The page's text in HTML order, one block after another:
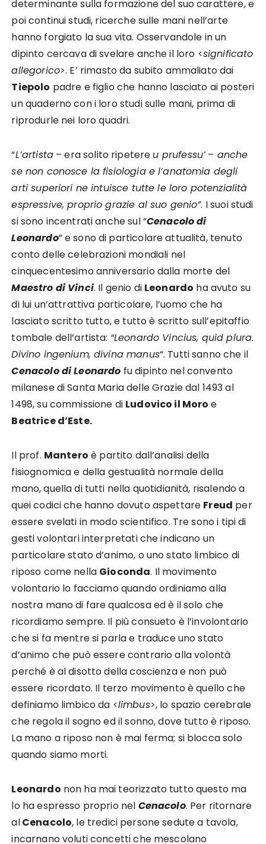
determinante sulla formazione del suo carattere, e
poi continui studi, ricerche sulle mani nell’arte
hanno forgiato la sua vita. Osservandole in un
dipinto cercava di svelare anche il loro <significato
allegorico>. E’ rimasto da subito ammaliato dai
Tiepolo padre e figlio che hanno lasciato ai posteri
un quaderno con i loro studi sulle mani, prima di
riprodurle nei loro quadri.
“L’artista – era solito ripetere u prufessu’– anche
se non conosce la fisiologia e l’anatomia degli
arti superiori ne intuisce tutte le loro potenzialità
espressive, proprio grazie al suo genio”. I suoi studi
si sono incentrati anche sul “Cenacolo di
Leonardo” e sono di particolare attualità, tenuto
conto delle celebrazioni mondiali nel
cinquecentesimo anniversario dalla morte del
Maestro di Vinci. Il genio di Leonardo ha avuto su
di lui un’attrattiva particolare, l’uomo che ha
lasciato scritto tutto, e tutto è scritto sull’epitaffio
tombale dell’artista: “Leonardo Vincius, quid plura.
Divino ingenium, divina manus“. Tutti sanno che il
Cenacolo di Leonardo fu dipinto nel convento
milanese di Santa Maria delle Grazie dal 1493 al
1498, su commissione di Ludovico il Moro e
Beatrice d’Este.
Il prof. Mantero è partito dall’analisi della
fisiognomica e della gestualità normale della
mano, quella di tutti nella quotidianità, risalendo a
quei codici che hanno dovuto aspettare Freud per
essere svelati in modo scientifico. Tre sono i tipi di
gesti volontari interpretati che indicano un
particolare stato d’animo, o uno stato limbico di
riposo come nella Gioconda. Il movimento
volontario lo facciamo quando ordiniamo alla
nostra mano di fare qualcosa ed è il solo che
ricordiamo sempre. Il più consueto è l’involontario
che si fa mentre si parla e traduce uno stato
d’animo che può essere contrario alla volontà
perché è al disotto della coscienza e non può
essere ricordato. Il terzo movimento è quello che
definiamo limbico da <limbus>, lo spazio cerebrale
che regola il sogno ed il sonno, dove tutto è riposo.
La mano a riposo non è mai ferma; si blocca solo
quando siamo morti.
Leonardo non ha mai teorizzato tutto questo ma
lo ha espresso proprio nel Cenacolo. Per ritornare
alCenacolo, le tredici persone sedute a tavola,
incarnano voluti concetti che mescolano